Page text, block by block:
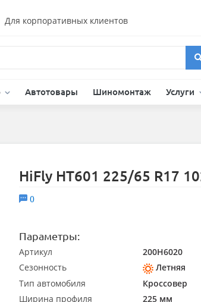
Для корпоративных клиентов
Автотовары Шиномонтаж Услуги
HiFly HT601 225/65 R17
0
Параметры:
Артикул
200H6020
Сезонность
Летняя
Тип автомобиля
Кроссовер
Ширина профиля
225 мм